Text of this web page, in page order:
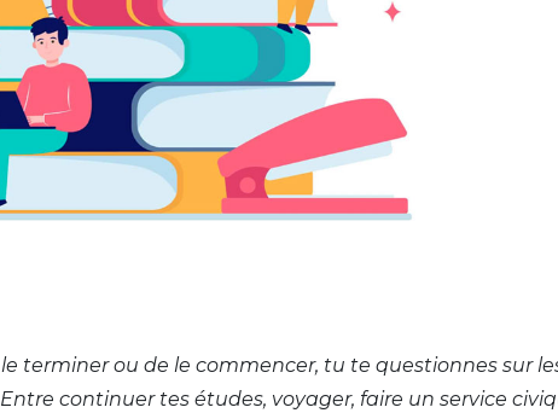
terminer ou de le commencer, tu te questionnes sur
continuer tes études, voyager, faire un service